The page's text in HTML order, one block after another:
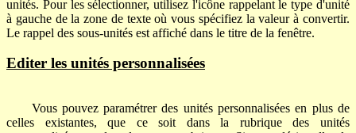
unités. Pour les sélectionner, utilisez l'icône rappelant le type d'unité
à gauche de la zone de texte où vous spécifiez la valeur à convertir.
Le rappel des sous-unités est affiché dans le titre de la fenêtre.
Editer les unités personnalisées
Vous pouvez paramétrer des unités personnalisées en plus de
celles existantes, que ce soit dans la rubrique des unités